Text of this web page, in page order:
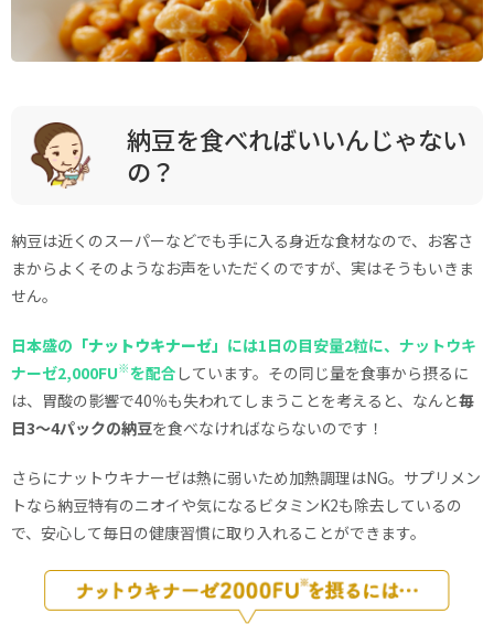
納豆を食べればいいんじゃない
の？
納豆は近くのスーパーなどでも手に入る身近な食材なので、お客さ
まからよくそのようなお声をいただくのですが、実はそうもいきま
せん。
日本盛の 「ナットウキナーゼ」 には1日の目安量2粒に、ナットウキ
ナーゼ2,000FU※を配合 しています。その同じ量を食事から摂るに
は、胃酸の影響で40％も失われてしまうことを考えると、なんと毎
日3～4パックの納豆を食べなければならないのです！
さらにナットウキナーゼは熱に弱いため加熱調理はNG。サプリメン
トなら納豆特有のニオイや気になるビタミンK2も除去しているの
で、安心して毎日の健康習慣に取り入れることができます。